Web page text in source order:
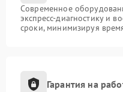
Современное
экспресс-диагностику и
сроки, минимизируя
Гарантия на